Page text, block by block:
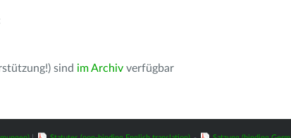
sind im Archiv verfügbar